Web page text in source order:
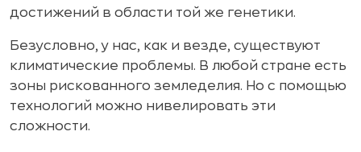
достижений в области той же генетики.
Безусловно, у нас, как и везде, существуют
климатические проблемы. В любой стране есть
зоны рискованного земледелия. Но с помощью
технологий можно нивелировать эти
сложности.